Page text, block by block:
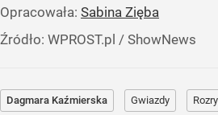
Opracowała: Sabina Zięba
Źródło: WPROST.pl / ShowNews
Dagmara Kaźmierska Gwiazdy